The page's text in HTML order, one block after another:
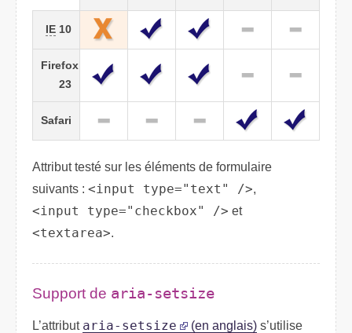
IE 10
Firefox
23
Safari
Attribut testé sur les éléments de formulaire
suivants : <input type="text" />,
<input type="checkbox" /> et
<textarea>.
Support de aria-setsize
L’attribut aria-setsize (en anglais) s’utilise